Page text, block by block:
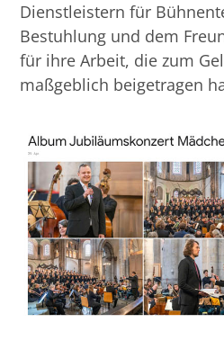
Dienstleistern für
Bestuhlung und dem
für ihre Arbeit, die zum
maßgeblich beigetragen